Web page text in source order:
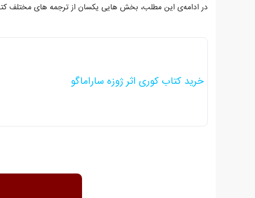
در ادامه‌ی این مطلب، بخش هایی یکسان از ترجمه های مختلف
خرید کتاب کوری اثر ژوزه ساراماگو